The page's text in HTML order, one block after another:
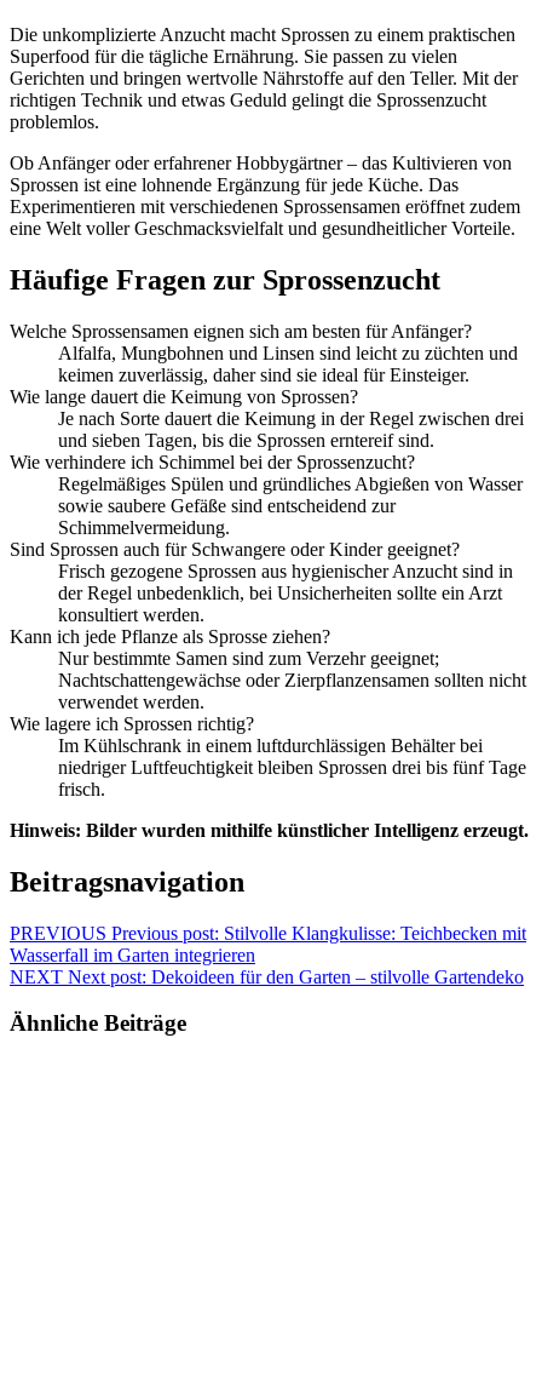
Die unkomplizierte Anzucht macht Sprossen zu einem praktischen
Superfood für die tägliche Ernährung. Sie passen zu vielen
Gerichten und bringen wertvolle Nährstoffe auf den Teller. Mit der
richtigen Technik und etwas Geduld gelingt die Sprossenzucht
problemlos.
Ob Anfänger oder erfahrener Hobbygärtner – das Kultivieren von
Sprossen ist eine lohnende Ergänzung für jede Küche. Das
Experimentieren mit verschiedenen Sprossensamen eröffnet zudem
eine Welt voller Geschmacksvielfalt und gesundheitlicher Vorteile.
Häufige Fragen zur Sprossenzucht
Welche Sprossensamen eignen sich am besten für Anfänger?
Alfalfa, Mungbohnen und Linsen sind leicht zu züchten und
keimen zuverlässig, daher sind sie ideal für Einsteiger.
Wie lange dauert die Keimung von Sprossen?
Je nach Sorte dauert die Keimung in der Regel zwischen drei
und sieben Tagen, bis die Sprossen erntereif sind.
Wie verhindere ich Schimmel bei der Sprossenzucht?
Regelmäßiges Spülen und gründliches Abgießen von Wasser
sowie saubere Gefäße sind entscheidend zur
Schimmelvermeidung.
Sind Sprossen auch für Schwangere oder Kinder geeignet?
Frisch gezogene Sprossen aus hygienischer Anzucht sind in
der Regel unbedenklich, bei Unsicherheiten sollte ein Arzt
konsultiert werden.
Kann ich jede Pflanze als Sprosse ziehen?
Nur bestimmte Samen sind zum Verzehr geeignet;
Nachtschattengewächse oder Zierpflanzensamen sollten nicht
verwendet werden.
Wie lagere ich Sprossen richtig?
Im Kühlschrank in einem luftdurchlässigen Behälter bei
niedriger Luftfeuchtigkeit bleiben Sprossen drei bis fünf Tage
frisch.
Hinweis: Bilder wurden mithilfe künstlicher Intelligenz erzeugt.
Beitragsnavigation
PREVIOUS Previous post: Stilvolle Klangkulisse: Teichbecken mit
Wasserfall im Garten integrieren
NEXT Next post: Dekoideen für den Garten – stilvolle Gartendeko
Ähnliche Beiträge